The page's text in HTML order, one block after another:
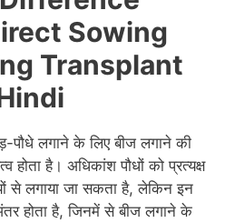
Sowing
Transplant
पौधे लगाने के लिए बीज लगाने की
होता है। अधिकांश पौधों को प्रत्यक्ष
से लगाया जा सकता है, लेकिन इन
होता है, जिनमें से बीज लगाने के